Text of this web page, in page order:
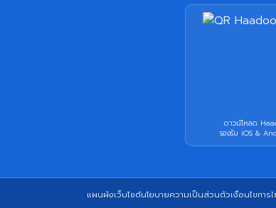
ดาวน์โหลด
รองรับ iOS &
แผนผังเว็บไซต์นโยบายความเป็นส่วนตัวเงื่อนไขการ